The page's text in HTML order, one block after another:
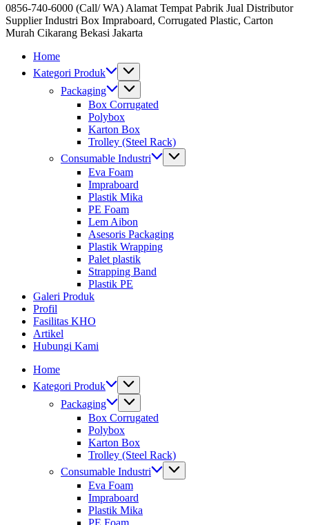
0856-740-6000 (Call/ WA) Alamat Tempat Pabrik Jual Distributor
Supplier Industri Box Impraboard, Corrugated Plastic, Carton
Murah Cikarang Bekasi Jakarta
Home
Kategori Produk
Packaging
Box Corrugated
Polybox
Karton Box
Trolley (Steel Rack)
Consumable Industri
Eva Foam
Impraboard
Plastik Mika
PE Foam
Lem Aibon
Asesoris Packaging
Plastik Wrapping
Palet plastik
Strapping Band
Plastik PE
Galeri Produk
Profil
Fasilitas KHO
Artikel
Hubungi Kami
Home
Kategori Produk
Packaging
Box Corrugated
Polybox
Karton Box
Trolley (Steel Rack)
Consumable Industri
Eva Foam
Impraboard
Plastik Mika
PE Foam